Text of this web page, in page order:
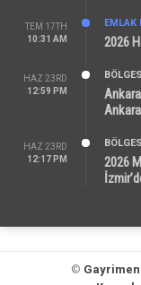
TEM 17TH
10:31 AM
EMLAK
2026
HAZ 23RD
12:59 PM
HAZ 23RD
12:17 PM
2026
©